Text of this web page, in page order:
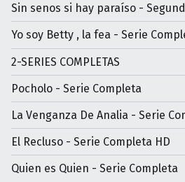
Sin senos si hay paraíso -
Yo soy Betty , la fea - Serie
2-SERIES COMPLETAS
Pocholo - Serie Completa
La Venganza De Analia - Serie
El Recluso - Serie Completa HD
Quien es Quien - Serie Completa